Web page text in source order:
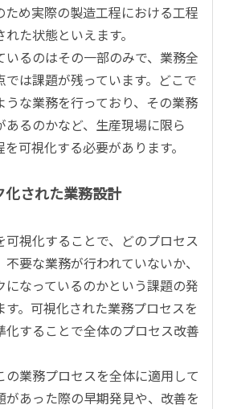
ため実際の製造工程における工程
た状態といえます。
るのはその一部のみで、業務全
は課題が残っています。どこで
うな業務を行っており、その業務
るのかなど、生産現場に限ら
可視化する必要があります。
された業務設計
可視化することで、どのプロセス
要な業務が行われていないか、
になっているのかという課題の発
す。可視化された業務プロセスを
化することで全体のプロセス改善
の業務プロセスを全体に適用して
があった際の早期発見や、改善を